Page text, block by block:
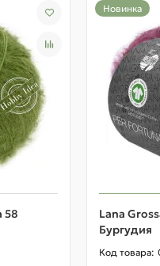
58
Новинка
Lana
Бургудия